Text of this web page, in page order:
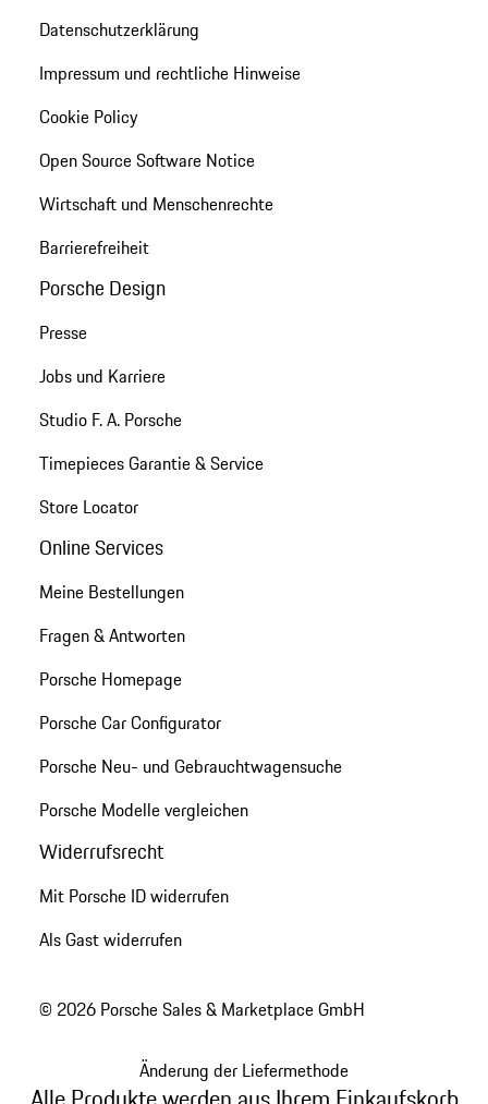
Datenschutzerklärung
Impressum und rechtliche Hinweise
Cookie Policy
Open Source Software Notice
Wirtschaft und Menschenrechte
Barrierefreiheit
Porsche Design
Presse
Jobs und Karriere
Studio F. A. Porsche
Timepieces Garantie & Service
Store Locator
Online Services
Meine Bestellungen
Fragen & Antworten
Porsche Homepage
Porsche Car Configurator
Porsche Neu- und Gebrauchtwagensuche
Porsche Modelle vergleichen
Widerrufsrecht
Mit Porsche ID widerrufen
Als Gast widerrufen
© 2026 Porsche Sales & Marketplace GmbH
Änderung der Liefermethode